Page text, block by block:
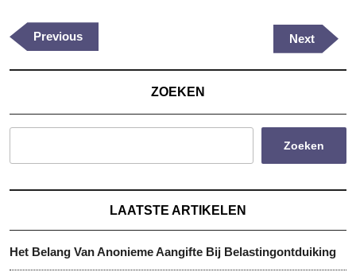
Previous
Post
Previous
Next
Post
Next
ZOEKEN
Zoeken
LAATSTE ARTIKELEN
Het Belang Van Anonieme Aangifte Bij Belastingontduiking